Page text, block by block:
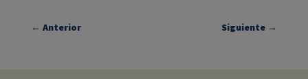
← Anterior Siguiente →